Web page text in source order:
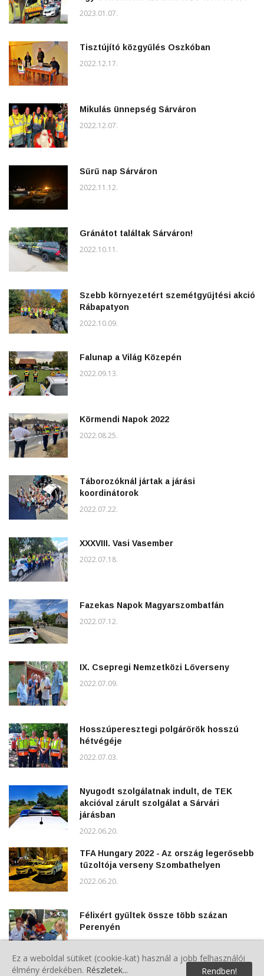
2023.01.07.
Tisztújító közgyűlés Oszkóban
2022.12.17.
Mikulás ünnepség Sárváron
2022.12.07.
Sűrű nap Sárváron
2022.11.12.
Gránátot találtak Sárváron!
2022.10.11.
Szebb környezetért szemétgyűjtési akció
Rábapatyon
2022.10.09.
Falunap a Világ Közepén
2022.09.13.
Körmendi Napok 2022
2022.08.25.
Táborozóknál jártak a járási
koordinátorok
2022.07.22.
XXXVIII. Vasi Vasember
2022.07.18.
Fazekas Napok Magyarszombatfán
2022.07.12.
IX. Csepregi Nemzetközi Lőverseny
2022.07.09.
Hosszúperesztegi polgárőrök hosszú
hétvégéje
2022.07.03.
Nyugodt szolgálatnak indult, de TEK
akcióval zárult szolgálat a Sárvári
járásban
2022.06.20.
TFA Hungary 2022 - Az ország legerősebb
tűzoltója verseny Szombathelyen
2022.06.20.
Félixért gyűltek össze több százan
Perenyén
Ez a weboldal sütiket (cookie-kat) használ a jobb felhasználói
élmény érdekében. Részletek... Rendben!